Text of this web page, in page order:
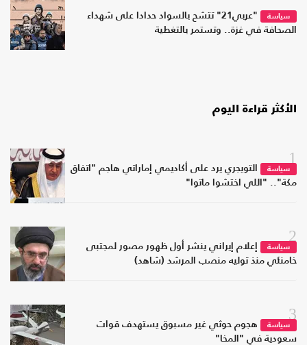
سياسة
"عربي21" تتشح بالسواد حدادا على شهداء
الصحافة في غزة.. وتستمر بالتغطية
الأكثر قراءة اليوم
1
سياسة
التويجري يرد على أكاديمي إماراتي هاجم "اتفاق
مكة".. "اللي اختشوا ماتوا"
2
سياسة
إعلام إيراني ينشر أول ظهور مصور لمجتبى
خامنئي منذ توليه منصب المرشد (شاهد)
3
سياسة
هجوم حوثي غير مسبوق يستهدف قوات
سعودية في "المخا"